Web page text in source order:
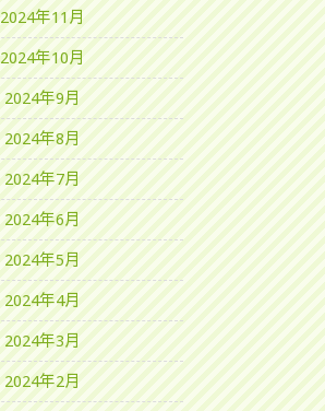
2024年11月
2024年10月
2024年9月
2024年8月
2024年7月
2024年6月
2024年5月
2024年4月
2024年3月
2024年2月